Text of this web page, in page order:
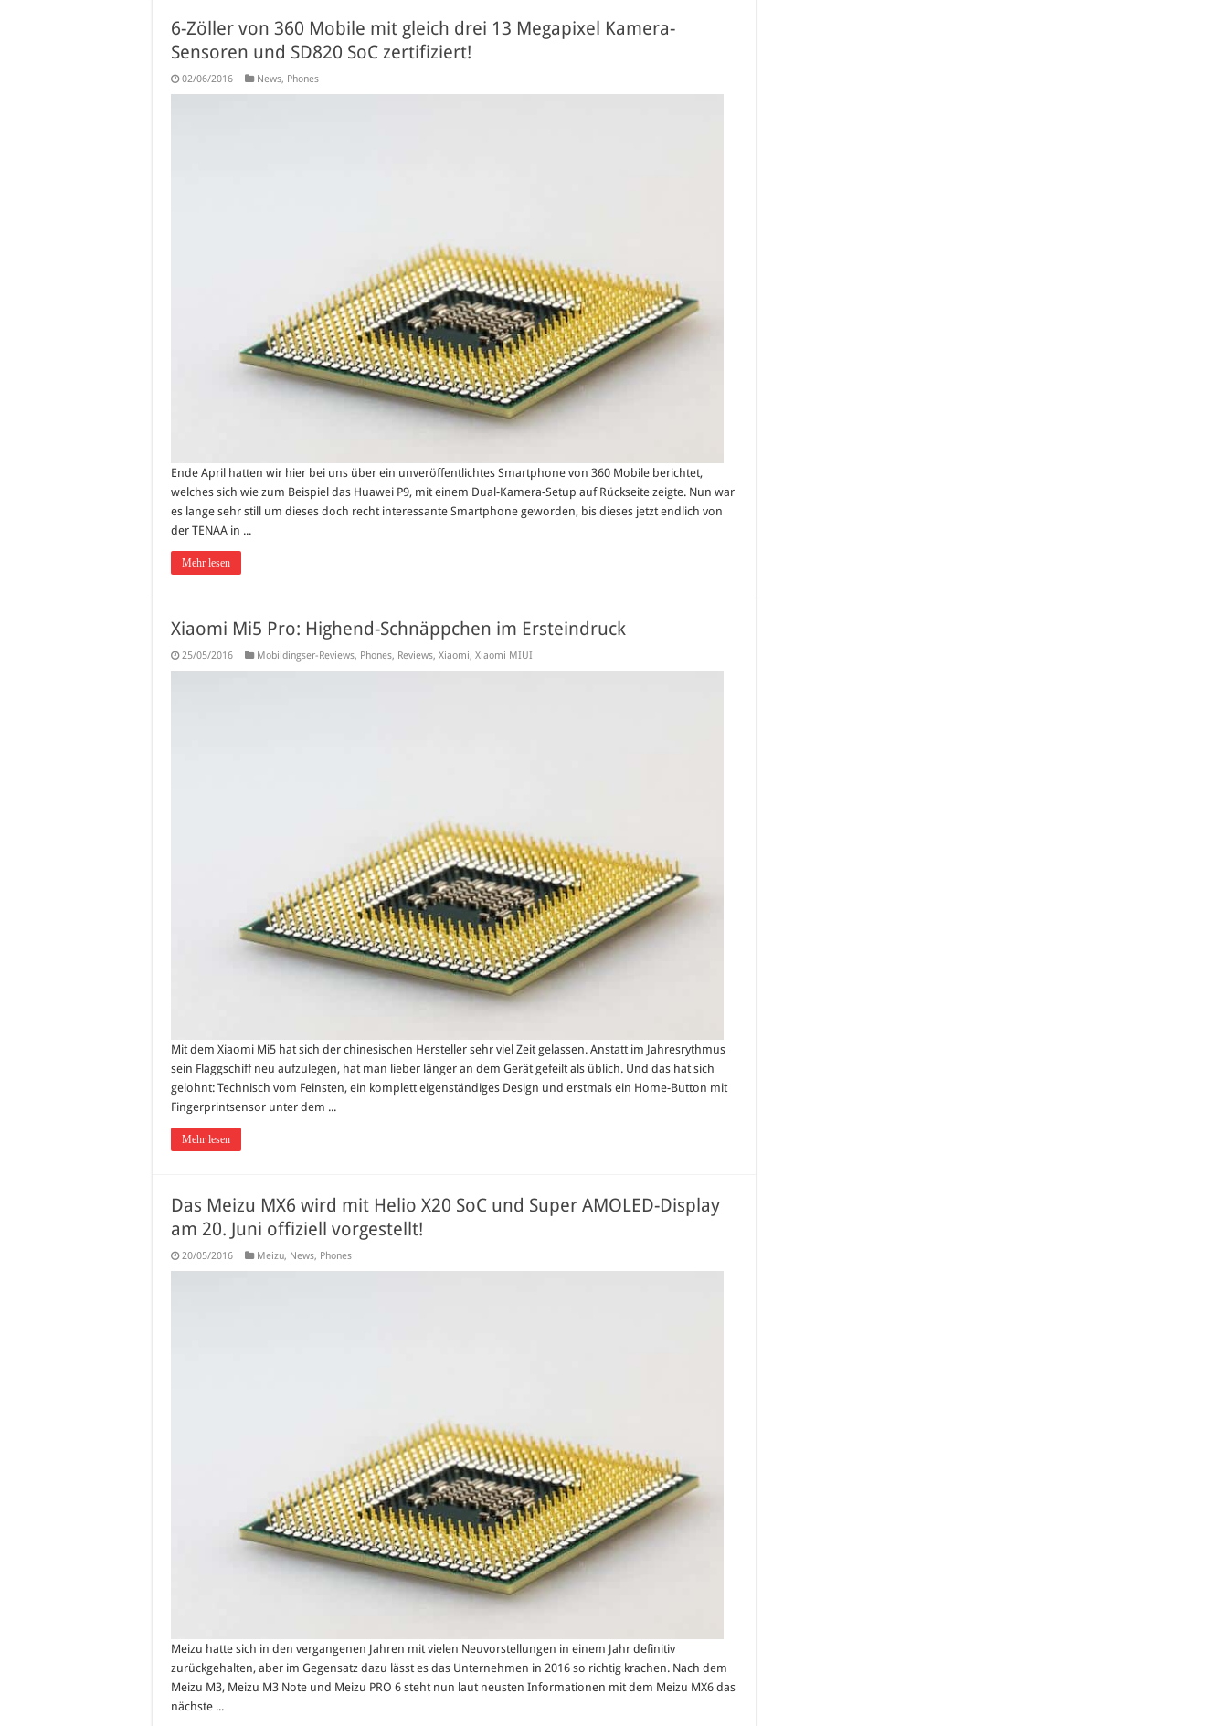
6-Zöller von 360 Mobile mit gleich drei 13 Megapixel Kamera-
Sensoren und SD820 SoC zertifiziert!
02/06/2016 News, Phones
Ende April hatten wir hier bei uns über ein unveröffentlichtes Smartphone von 360 Mobile berichtet,
welches sich wie zum Beispiel das Huawei P9, mit einem Dual-Kamera-Setup auf Rückseite zeigte. Nun war
es lange sehr still um dieses doch recht interessante Smartphone geworden, bis dieses jetzt endlich von
der TENAA in ...
Mehr lesen
Xiaomi Mi5 Pro: Highend-Schnäppchen im Ersteindruck
25/05/2016 Mobildingser-Reviews, Phones, Reviews, Xiaomi, Xiaomi MIUI
Mit dem Xiaomi Mi5 hat sich der chinesischen Hersteller sehr viel Zeit gelassen. Anstatt im Jahresrythmus
sein Flaggschiff neu aufzulegen, hat man lieber länger an dem Gerät gefeilt als üblich. Und das hat sich
gelohnt: Technisch vom Feinsten, ein komplett eigenständiges Design und erstmals ein Home-Button mit
Fingerprintsensor unter dem ...
Mehr lesen
Das Meizu MX6 wird mit Helio X20 SoC und Super AMOLED-Display
am 20. Juni offiziell vorgestellt!
20/05/2016 Meizu, News, Phones
Meizu hatte sich in den vergangenen Jahren mit vielen Neuvorstellungen in einem Jahr definitiv
zurückgehalten, aber im Gegensatz dazu lässt es das Unternehmen in 2016 so richtig krachen. Nach dem
Meizu M3, Meizu M3 Note und Meizu PRO 6 steht nun laut neusten Informationen mit dem Meizu MX6 das
nächste ...